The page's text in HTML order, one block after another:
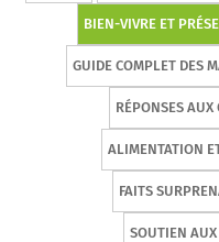
BIEN-VIVRE ET
GUIDE COMPLET DES
RÉPONSES AUX
ALIMENTATION
FAITS
SOUTIEN